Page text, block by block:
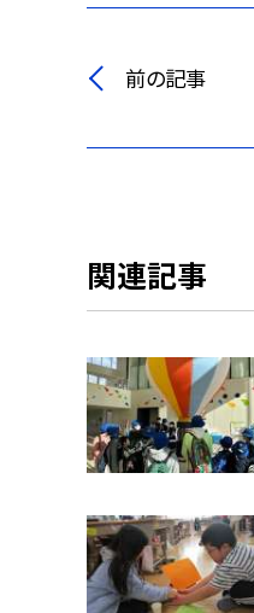
前の記事
関連記事